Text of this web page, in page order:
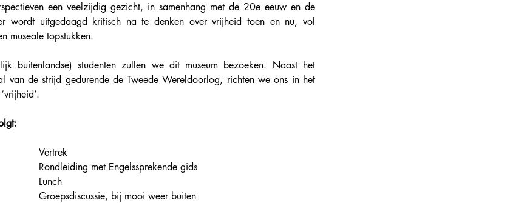
een veelzijdig gezicht, in samenhang met de 20e eeuw en de
wordt uitgedaagd kritisch na te denken over vrijheid toen en nu, vol
museale topstukken.
buitenlandse) studenten zullen we dit museum bezoeken. Naast het
van de strijd gedurende de Tweede Wereldoorlog, richten we ons in het
Vertrek
Rondleiding met Engelssprekende gids
Lunch
Groepsdiscussie, bij mooi weer buiten